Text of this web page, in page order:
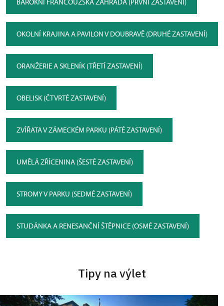
OKOLNÍ KRAJINA A PAVILON V DOUBRAVĚ (DRUHÉ ZASTAVENÍ)
ORANŽERIE A SKLENÍK (TŘETÍ ZASTAVENÍ)
OBELISK (ČTVRTÉ ZASTAVENÍ)
ZVÍŘATA V ZÁMECKÉM PARKU (PÁTÉ ZASTAVENÍ)
UMĚLÁ ZŘÍCENINA (ŠESTÉ ZASTAVENÍ)
STROMY V PARKU (SEDMÉ ZASTAVENÍ)
STUDÁNKA A RENESANČNÍ ŠTĚPNICE (OSMÉ ZASTAVENÍ)
Tipy na výlet